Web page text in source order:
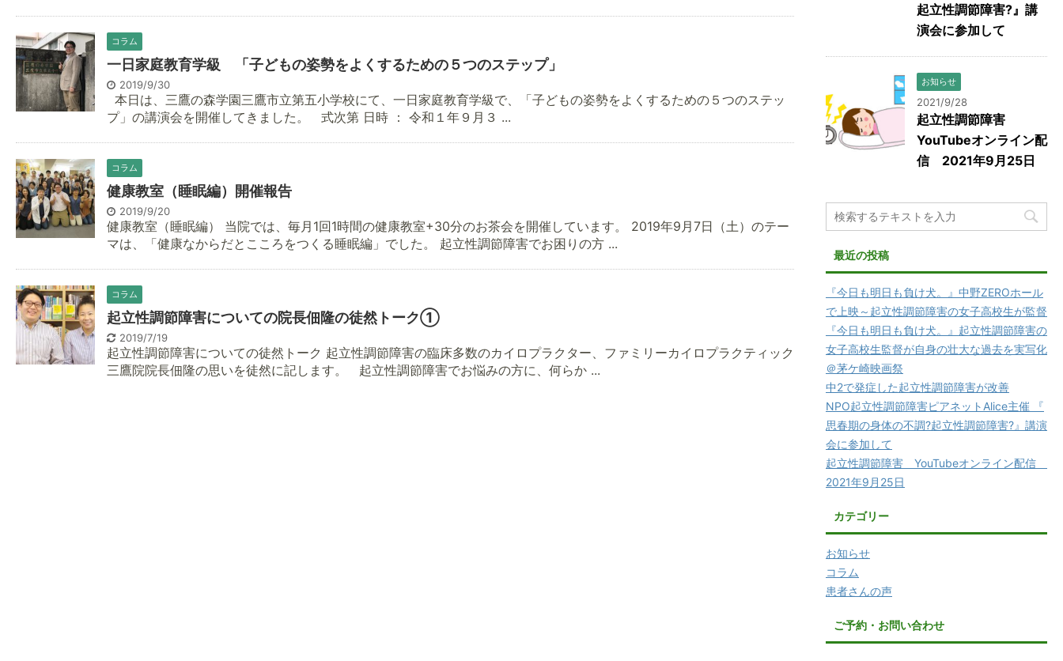
コラム
一日家庭教育学級 「子どもの姿勢をよくするための５つのステップ」
2019/9/30
本日は、三鷹の森学園三鷹市立第五小学校にて、一日家庭教育学級で、「子どもの姿勢をよくするための５つのステッ
プ」の講演会を開催してきました。 式次第 日時 ： 令和１年９月３ ...
コラム
健康教室（睡眠編）開催報告
2019/9/20
健康教室（睡眠編） 当院では、毎月1回1時間の健康教室+30分のお茶会を開催しています。 2019年9月7日（土）のテー
マは、「健康なからだとこころをつくる睡眠編」でした。 起立性調節障害でお困りの方 ...
コラム
起立性調節障害についての院長佃隆の徒然トーク①
2019/7/19
起立性調節障害についての徒然トーク 起立性調節障害の臨床多数のカイロプラクター、ファミリーカイロプラクティック
三鷹院院長佃隆の思いを徒然に記します。 起立性調節障害でお悩みの方に、何らか ...
起立性調節障害?』講
演会に参加して
お知らせ
2021/9/28
起立性調節障害
YouTubeオンライン配
信 2021年9月25日
最近の投稿
『今日も明日も負け犬。』中野ZEROホール
で上映～起立性調節障害の女子高校生が監督
『今日も明日も負け犬。』起立性調節障害の
女子高校生監督が自身の壮大な過去を実写化
＠茅ケ崎映画祭
中2で発症した起立性調節障害が改善
NPO起立性調節障害ピアネットAlice主催 『
思春期の身体の不調?起立性調節障害?』講演
会に参加して
起立性調節障害 YouTubeオンライン配信
2021年9月25日
カテゴリー
お知らせ
コラム
患者さんの声
ご予約・お問い合わせ